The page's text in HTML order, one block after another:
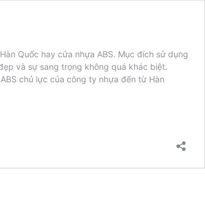
Quốc hay cửa nhựa ABS. Mục đích sử dụng
và sự sang trọng không quá khác biệt.
chủ lực của công ty nhựa đến từ Hàn